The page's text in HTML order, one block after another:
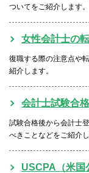
ついてをご紹介します。
女性会計士の
復職する際の注意点や
紹介します。
会計士試験合
試験合格後から会計士
べきことなどをご紹介し
USCPA（米国